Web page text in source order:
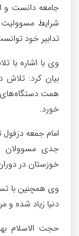
جامعه دانست و
شرایط مسوولیت
تدابیر خود
وی با اشاره با
بیان کرد: تلاش
همت دستگاه‌های
خورد.
امام جمعه
جدی مسوولان
خوزستان در
وی همچنین با
دنیا زیاد شده
حجت الاسلام